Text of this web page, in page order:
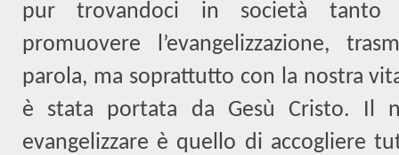
pur trovandoci in società tanto
promuovere l’evangelizzazione,
parola, ma soprattutto con la nostra
è stata portata da Gesù Cristo. Il
evangelizzare è quello di accogliere